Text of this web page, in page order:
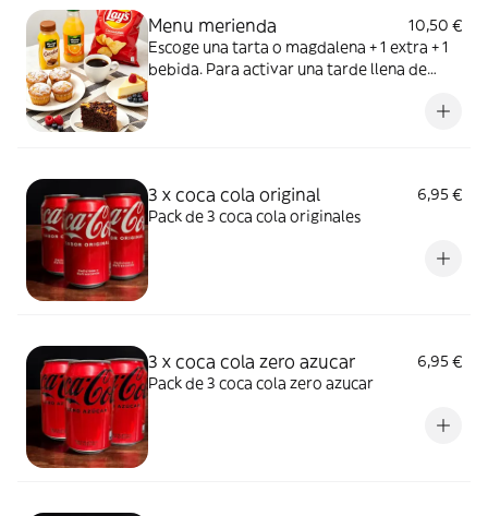
Menu merienda
10,50 €
Escoge una tarta o magdalena + 1 extra + 1
bebida. Para activar una tarde llena de
3 x coca cola original
6,95 €
Pack de 3 coca cola originales
3 x coca cola zero azucar
6,95 €
Pack de 3 coca cola zero azucar